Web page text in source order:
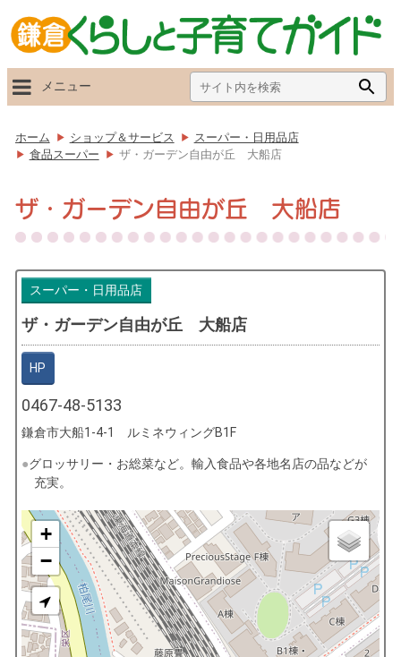
Search
for:
メニュー
ホーム ショップ＆サービス
スーパー・日用品店
食品スーパー
ザ・ガーデン自由が丘 大船店
ザ・ガーデン自由が丘 大船店
スーパー・日用品店
ザ・ガーデン自由が丘 大船店
HP
0467-48-5133
鎌倉市大船1-4-1 ルミネウィングB1F
グロッサリー・お総菜など。輸入食品や各地名店の品などが
充実。
+
−